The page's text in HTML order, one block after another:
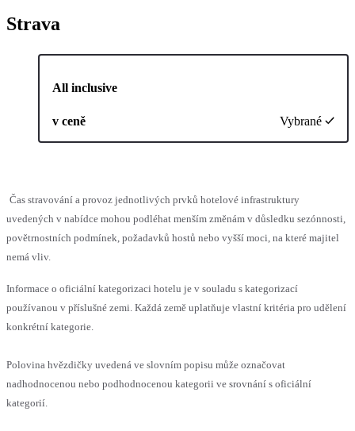
Strava
All inclusive
v ceně Vybrané
Čas stravování a provoz jednotlivých prvků hotelové infrastruktury
uvedených v nabídce mohou podléhat menším změnám v důsledku sezónnosti,
povětrnostních podmínek, požadavků hostů nebo vyšší moci, na které majitel
nemá vliv.
Informace o oficiální kategorizaci hotelu je v souladu s kategorizací
používanou v příslušné zemi. Každá země uplatňuje vlastní kritéria pro udělení
konkrétní kategorie.
Polovina hvězdičky uvedená ve slovním popisu může označovat
nadhodnocenou nebo podhodnocenou kategorii ve srovnání s oficiální
kategorií.